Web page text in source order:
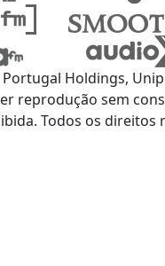
Holdings,
reprodução sem
Todos os direitos